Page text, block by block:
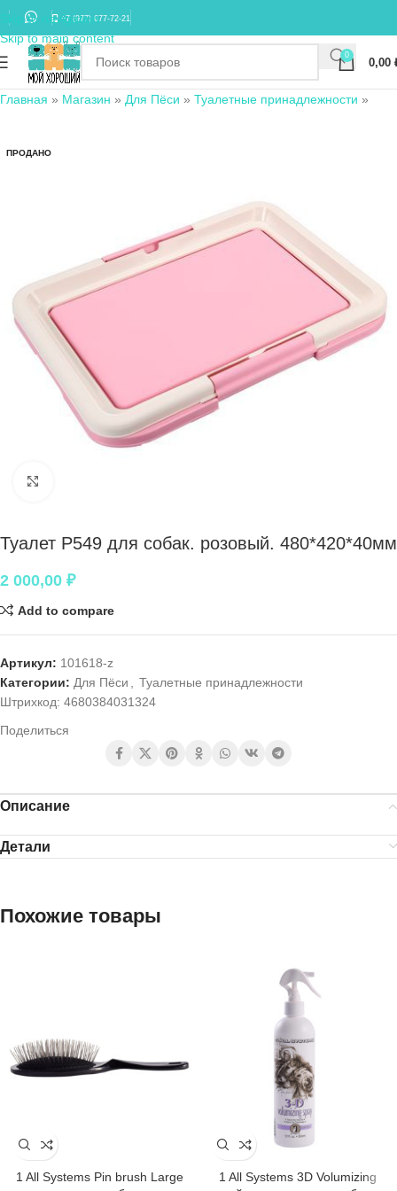
Skip to navigation
Skip to main content
+7 (977) 677-72-21
0
0,00
Главная » Магазин » Для Пёси » Туалетные принадлежности »
ПРОДАНО
Туалет P549 для собак. розовый. 480*420*40мм
2 000,00 ₽
Add to compare
Артикул: 101618-z
Категории: Для Пёси
Туалетные принадлежности
Штрихкод: 4680384031324
Поделиться
Описание
Детали
Похожие товары
1 All Systems Pin brush Large
1 All Systems 3D Volumizing